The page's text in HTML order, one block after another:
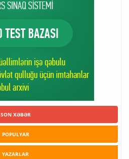
SON XƏBƏR
POPULYAR
YAZARLAR